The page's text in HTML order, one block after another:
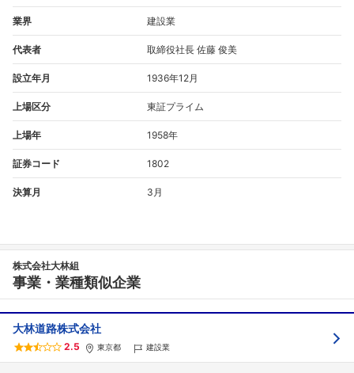
業界 建設業
代表者 取締役社長 佐藤 俊美
設立年月 1936年12月
上場区分 東証プライム
上場年 1958年
証券コード 1802
決算月 3月
株式会社大林組
事業・業種類似企業
大林道路株式会社
2.5 東京都 建設業